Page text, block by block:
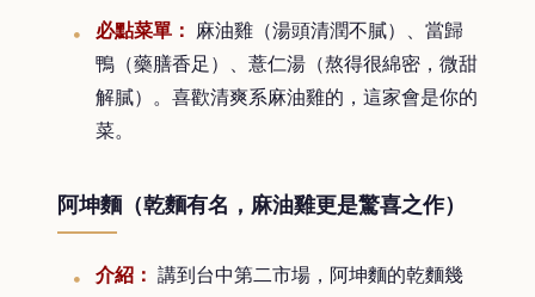
必點菜單： 麻油雞（湯頭清潤不膩）、當歸
鴨（藥膳香足）、薏仁湯（熬得很綿密，微甜
解膩）。喜歡清爽系麻油雞的，這家會是你的
菜。
阿坤麵（乾麵有名，麻油雞更是驚喜之作）
介紹： 講到台中第二市場，阿坤麵的乾麵幾